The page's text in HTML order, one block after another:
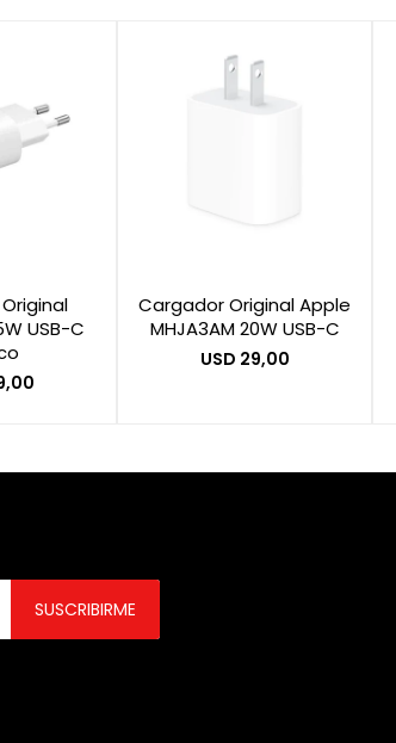
USB-C
Cargador Original Apple
MHJA3AM 20W USB-C
USD 29,00
SUSCRIBIRME